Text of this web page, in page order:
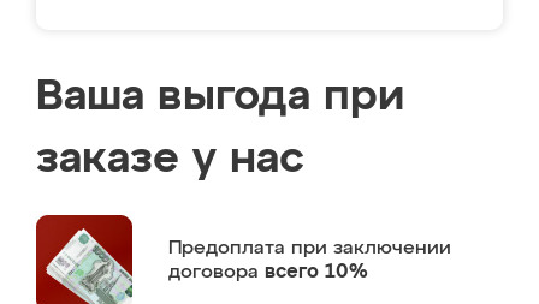
Ваша выгода при
заказе у нас
Предоплата при заключении
договора всего 10%